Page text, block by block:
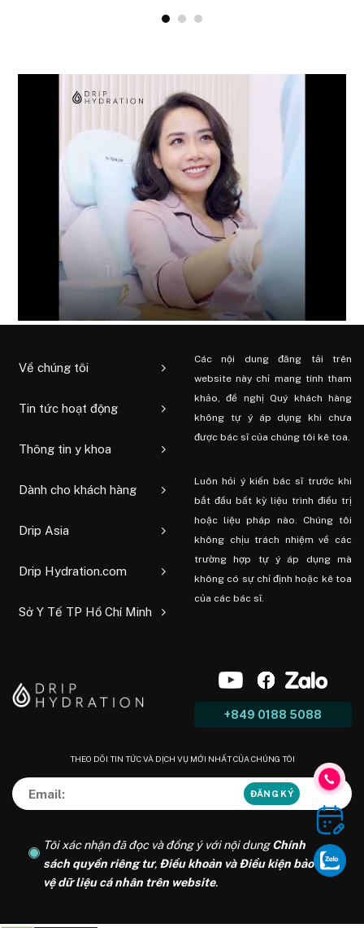
Về chúng tôi
Tin tức hoạt động
Thông tin y khoa
Dành cho khách hàng
Drip Asia
Drip Hydration.com
Sở Y Tế TP Hồ Chí Minh
Các nội dung đăng tải trên
website này chỉ mang tính tham
khảo, đề nghị Quý khách hàng
không tự ý áp dụng khi chưa
được bác sĩ của chúng tôi kê toa.
Luôn hỏi ý kiến ​​bác sĩ trước khi
bắt đầu bất kỳ liệu trình điều trị
hoặc liệu pháp nào. Chúng tôi
không chịu trách nhiệm về các
trường hợp tự ý áp dụng mà
không có sự chỉ định hoặc kê toa
của các bác sĩ.
+849 0188 5088
THEO DÕI TIN TỨC VÀ DỊCH VỤ MỚI NHẤT CỦA CHÚNG TÔI
Tôi xác nhận đã đọc và đồng ý với nội dungChính
sách quyền riêng tư, Điều khoản và Điều kiện bảo
vệ dữ liệu cá nhân trên website.